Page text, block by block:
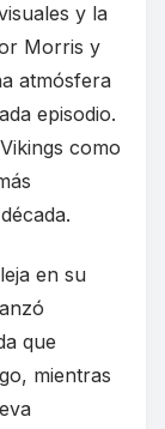
y la
Morris y
atmósfera
episodio.
como
en su
que
mientras